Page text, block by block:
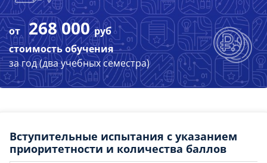
от 268 000руб
стоимость обучения
за год (два учебных семестра)
Вступительные испытания с указанием
приоритетности и количества баллов